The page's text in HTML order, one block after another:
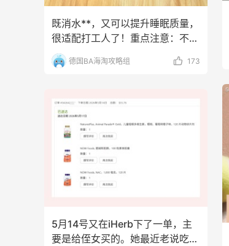
既消水**，又可以提升睡眠质量，
很适配打工人了！重点注意：不能
空腹吃正确吃法：每
德国BA海淘攻略组 173
5月14号又在iHerb下了一单，主
要是给侄女买的。她最近老说吃饭